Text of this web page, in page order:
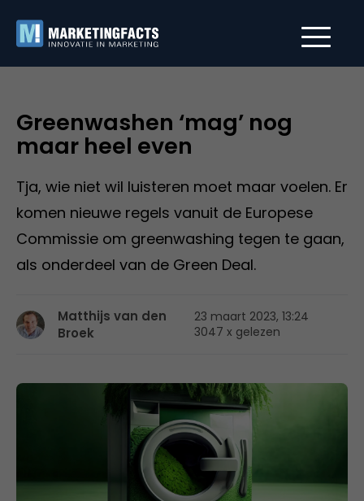
Greenwashen ‘mag’ nog
maar heel even
Tja, wie niet wil luisteren moet maar voelen. Er
komen nieuwe regels vanuit de Europese
Commissie om greenwashing tegen te gaan,
als onderdeel van de Green Deal.
Matthijs van den
Broek
23 maart 2023, 13:24
3047 x gelezen